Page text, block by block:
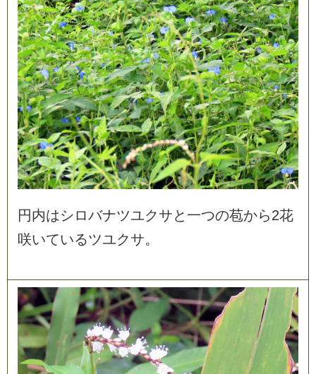
円内はシロバナツユクサと 一つの苞から2花
咲いているツユクサ。